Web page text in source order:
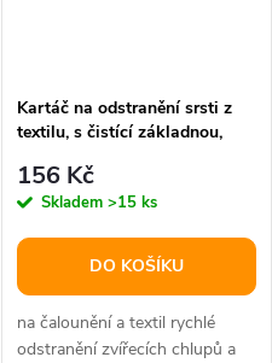
Kartáč na odstranění srsti z
textilu, s čistící základnou,
156 Kč
Skladem >15 ks
DO KOŠÍKU
na čalounění a textil rychlé
odstranění zvířecích chlupů a